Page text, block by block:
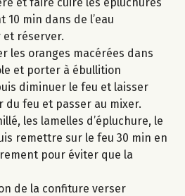
min dans de l’eau
et réserver.
les oranges macérées dans
et porter à ébullition
diminuer le feu et laisser
du feu et passer au mixer.
les lamelles d’épluchure, le
remettre sur le feu 30 min en
pour éviter que la
de la confiture verser